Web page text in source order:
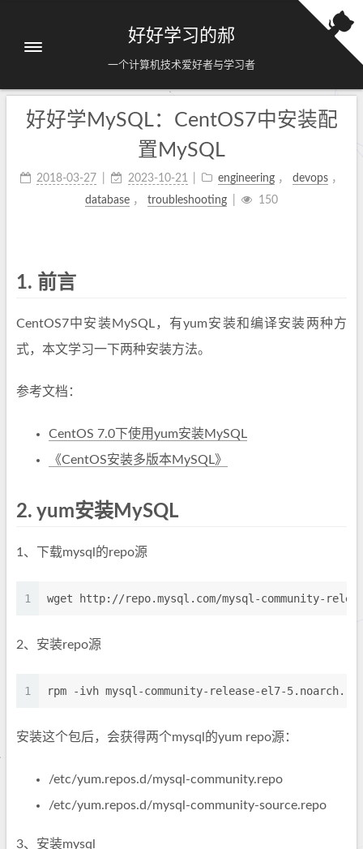
好好学习的郝
一个计算机技术爱好者与学习者
好好学MySQL：CentOS7中安装配
置MySQL
2018-03-27 2023-10-21 engineering ， devops ，
database ，troubleshooting 150
1. 前言
CentOS7中安装MySQL，有yum安装和编译安装两种方
式，本文学习一下两种安装方法。
参考文档：
CentOS 7.0下使用yum安装MySQL
《CentOS安装多版本MySQL》
2. yum安装MySQL
1、下载mysql的repo源
1 wget http://repo.mysql.com/mysql-community-
2、安装repo源
1 rpm -ivh mysql-community-release-el7-
安装这个包后，会获得两个mysql的yum repo源：
/etc/yum.repos.d/mysql-community.repo
/etc/yum.repos.d/mysql-community-source.repo
3、安装mysql